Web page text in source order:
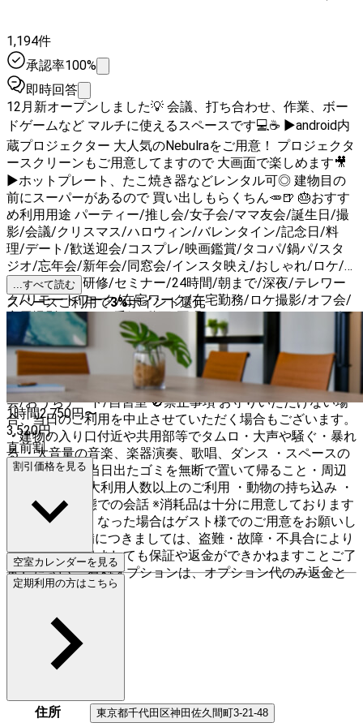
1,194件
承認率100%
即時回答
12月新オープンしました💡 会議、打ち合わせ、作業、ボー
ドゲームなど マルチに使えるスペースです💻☕ ▶android内
蔵プロジェクター 大人気のNebulraをご用意！ プロジェクタ
ースクリーンもご用意してますので 大画面で楽しめます🎥
▶ホットプレート、たこ焼き器などレンタル可◎ 建物目の
前にスーパーがあるので 買い出しもらくちん🥕🍺 🎂おすす
め利用用途 パーティー/推し会/女子会/ママ友会/誕生日/撮
影/会議/クリスマス/ハロウィン/バレンタイン/記念日/料
理/デート/歓送迎会/コスプレ/映画鑑賞/タコパ/鍋パ/スタ
ジオ/忘年会/新年会/同窓会/インスタ映え/おしゃれ/ロケ/
配信/オフ会/研修/セミナー/24時間/朝まで/深夜/テレワー
ク/リモートワーク/在宅ワーク/在宅勤務/ロケ撮影/オフ会/
商用撮影/CM・TV番組/動画/再現VTRドラマ/スタジオ/ポー
トレート/ミーティング/打合せ/会議/ワークショップ/英会
話/料理教室/ヨガ/YouTuber、ニコ生配信/ホームパーティ/
宅飲/ベビーシャワー/ドラマ鑑賞会/ゲームパーティ/スポー
ツ観戦/婚活パーティー/合コン/街コン/朝活/家デー/推し
会/おうちデート/自習室 🚫禁止事項 お守りいただけない場
合、当日のご利用を中止させていただく場合もございます。
・建物の入り口付近や共用部等でタムロ・大声や騒ぐ・暴れ
る ・大音量の音楽、楽器演奏、歌唱、ダンス ・スペースの
汚損、破損 ・当日出たゴミを無断で置いて帰ること・周辺
への残置 ・最大利用人数以上のご利用 ・動物の持ち込み ・
窓を開けた状態での会話 ※消耗品は十分に用意しております
が利用中に無くなった場合はゲスト様でのご用意をお願いし
ます ※無料設備につきましては、盗難・故障・不具合により
利用困難となりましても保証や返金ができかねますことご了
承ください 有料オプションは、オプション代のみ返金と
させていただきます
...すべて読む
スペースご利用で3%ポイント還元
1時間2,750円〜
3,520円
直前割
割引価格を見る
空室カレンダーを見る
定期利用の方はこちら
住所 東京都千代田区神田佐久間町3-21-48